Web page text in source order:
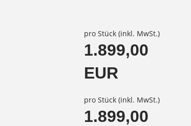
pro Stück (inkl. MwSt.)
1.899,00
EUR
pro Stück (inkl. MwSt.)
1.899,00